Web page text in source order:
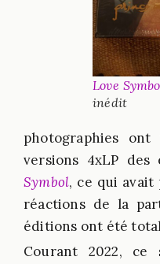
Love
inédit
photographies
versions 4xLP
Symbol, ce qui avait
réactions de la
éditions ont été
Courant 2022, ce